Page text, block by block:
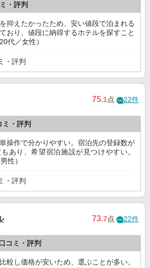
・評判
抑えたかったため、安い値段で泊まれる
おり、値段に納得するホテルを探すこと
代／女性）
・評判
75.1点 22件
・評判
操作で分かりやすい。宿泊先の登録数が
あり、希望宿泊施設が見つけやすい。
性）
・評判
73.7点 22件
コミ・評判
較し価格が安いため、選ぶことが多い。